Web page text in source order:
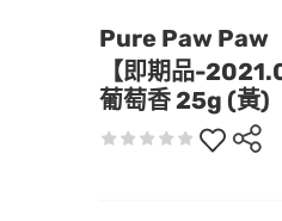
Pure Paw Paw
【即期品-
葡萄香 25g (黃)